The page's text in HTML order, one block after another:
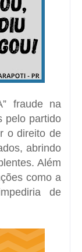
fraude na
pelo partido
o direito de
abrindo
Além
como a
de